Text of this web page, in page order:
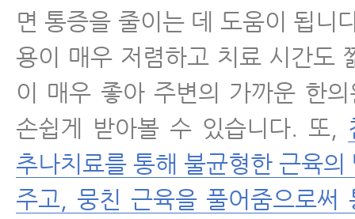
면 통증을 줄이는 데 도움이 됩니
용이 매우 저렴하고 치료 시간도
이 매우 좋아 주변의 가까운 한
손쉽게 받아볼 수 있습니다. 또,
추나치료를 통해 불균형한 근육의
주고, 뭉친 근육을 풀어줌으로써